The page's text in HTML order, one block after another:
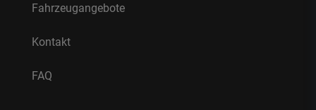
Fahrzeugangebote
Kontakt
FAQ